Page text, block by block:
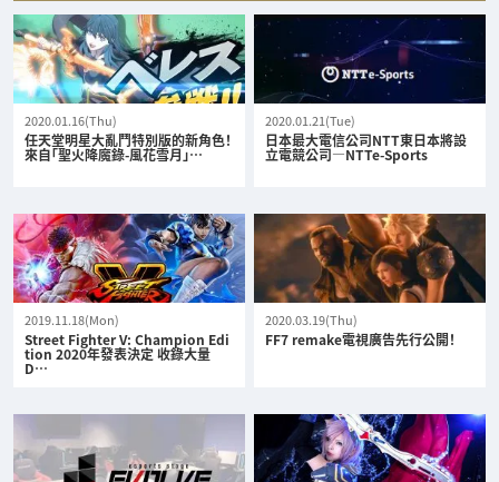
2020.01.16(Thu)
任天堂明星大亂鬥特別版的新角色！
來自「聖火降魔錄-風花雪月」…
2020.01.21(Tue)
日本最大電信公司NTT東日本將設
立電競公司—NTTe-Sports
2019.11.18(Mon)
Street Fighter V: Champion Edi
tion 2020年發表決定 收錄大量
D…
2020.03.19(Thu)
FF7 remake電視廣告先行公開！